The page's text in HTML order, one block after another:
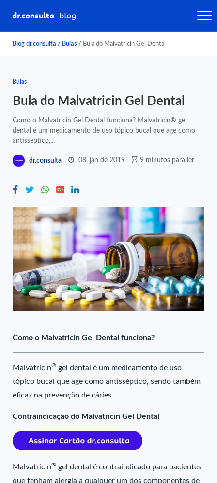
Blog dr.consulta / Bulas / Bula do Malvatricin Gel Dental
Bulas
Bula do Malvatricin Gel Dental
Como o Malvatricin Gel Dental funciona? Malvatricin® gel
dental é um medicamento de uso tópico bucal que age como
antisséptico,...
dr.consulta 08, jan de 2019 9 minutos para ler
Como o Malvatricin Gel Dental funciona?
Malvatricin® gel dental é um medicamento de uso
tópico bucal que age como antisséptico, sendo também
eficaz na prevenção de cáries.
Contraindicação do Malvatricin Gel Dental
Malvatricin® gel dental é contraindicado para pacientes
que tenham alergia a qualquer um dos componentes de